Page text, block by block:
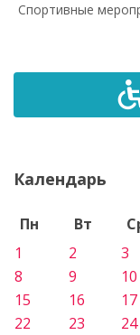
Спортивные
Календарь
Пн Вт
1
2 3
8
9 10
15
16 17
22
23 24